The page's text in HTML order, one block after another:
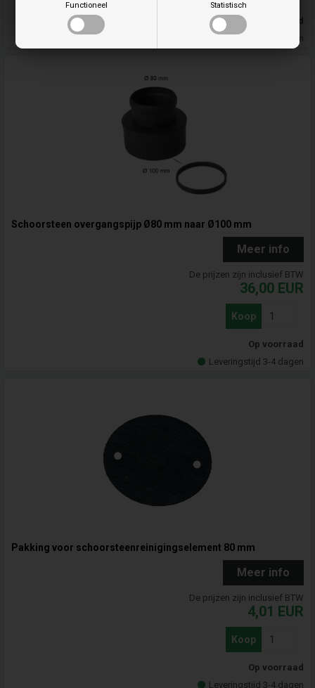
Functioneel Statistisch
Op voorraad
Leveringstijd 3-4 dagen
Schoorsteen overgangspijp Ø80 mm naar Ø100 mm
Meer info
De prijzen zijn inclusief BTW
36,00 EUR
Koop
Op voorraad
Leveringstijd 3-4 dagen
Pakking voor schoorsteenreinigingselement 80 mm
Meer info
De prijzen zijn inclusief BTW
4,01 EUR
Koop
Op voorraad
Leveringstijd 3-4 dagen